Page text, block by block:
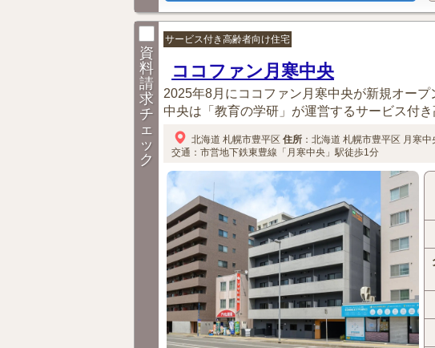
資
料
請
求
チ
ェ
ッ
ク
サービス付き高齢者向け住宅
ココファン月寒中央
2025年8月にココファン月寒中央が新規オー
中央は「教育の学研」が運営するサービス付
北海道 札幌市豊平区 住所 ： 北海道 札幌市豊平区 月寒中
交通：市営地下鉄東豊線「月寒中央」駅徒歩1分